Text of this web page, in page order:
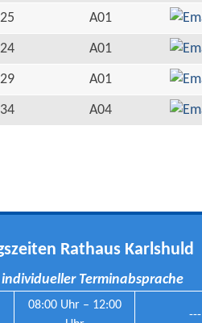
A01
A01
A01
A04
Rathaus Karlshuld
Terminabsprache
08:00 Uhr – 12:00
---